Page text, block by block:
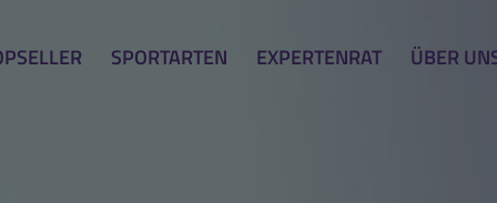
SPORTARTEN EXPERTENRAT ÜBER